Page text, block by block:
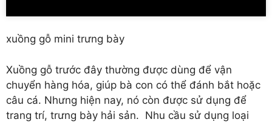
xuồng gỗ mini trưng bày
Xuồng gỗ trước đây thường được dùng để vận
chuyển hàng hóa, giúp bà con có thể đánh bắt hoặc
câu cá. Nhưng hiện nay, nó còn được sử dụng để
trang trí, trưng bày hải sản. Nhu cầu sử dụng loại